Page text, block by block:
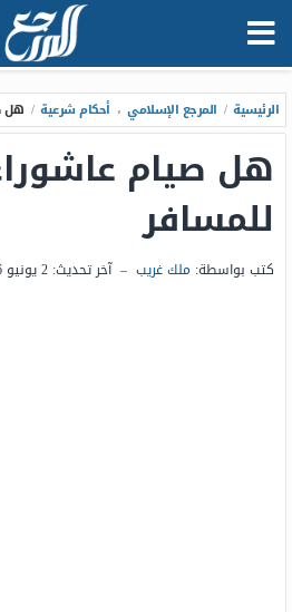
الرئيسية / المرجع الإسلامي ، أحكام شرعية / هل
هل صيام
للمسافر
كتب بواسطة: ملك غريب – آخر تحديث: 2 يونيو 2026 - 10:55م